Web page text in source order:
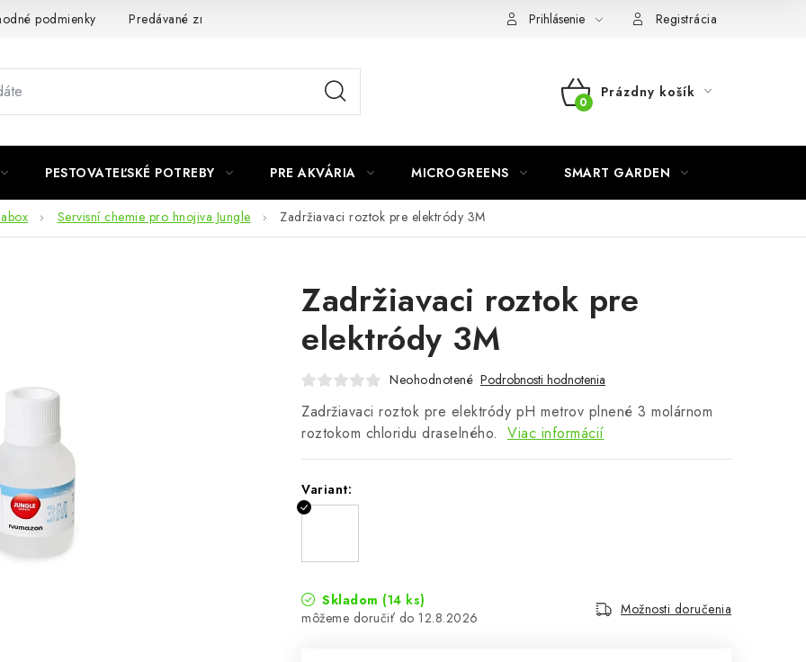
podmienky Predávané značky Podmienky o ochrane osobných údajov
Prihlásenie Registrácia
NÁKUPNÝ
Prázdny košík
PESTOVATEĽSKÉ POTREBY PRE AKVÁRIA MICROGREENS SMART GARDEN
Servisní chemie pro hnojiva Jungle Zadržiavaci roztok pre elektródy 3M
Zadržiavaci roztok pre
elektródy 3M
Neohodnotené Podrobnosti hodnotenia
Zadržiavaci roztok pre elektródy pH metrov plnené 3 molárnom
roztokom chloridu draselného. Viac informácií
Variant:
Skladom (14 ks)
12.8.2026
Možnosti doručenia